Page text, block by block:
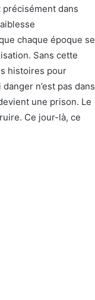
précisément dans
chaque époque se
Sans cette
histoires pour
n’est pas dans
une prison. Le
Ce jour-là, ce